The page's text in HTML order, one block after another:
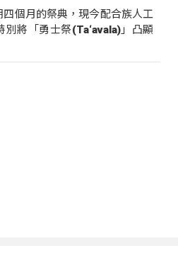
個月的祭典，現今配合族人工
別將「勇士祭(Ta‘avala)」凸顯